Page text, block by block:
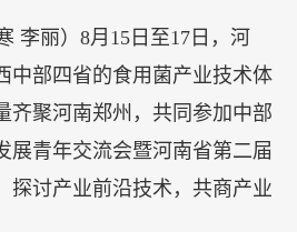
李丽）8月15日至17日，河
中部四省的食用菌产业技术体
齐聚河南郑州，共同参加中部
展青年交流会暨河南省第二届
探讨产业前沿技术，共商产业